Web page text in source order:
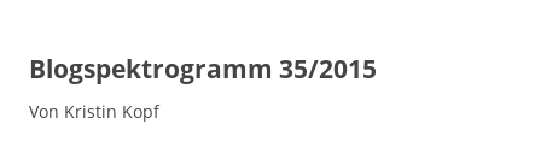
Blogspektrogramm 35/2015
Von Kristin Kopf